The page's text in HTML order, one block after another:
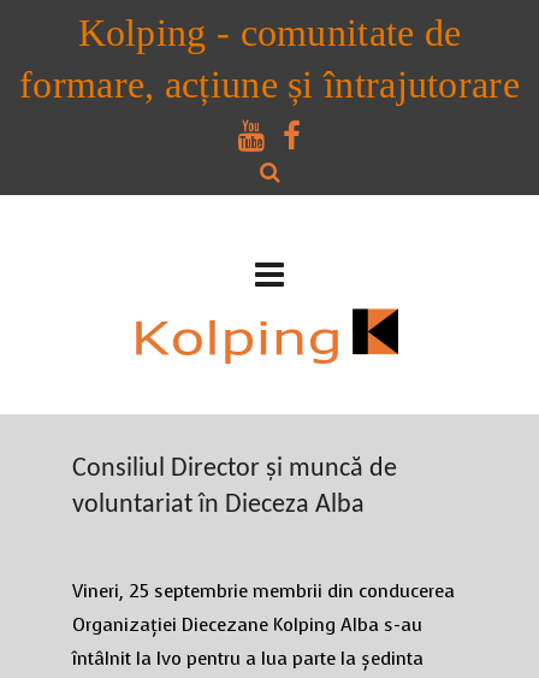
Kolping - comunitate de
formare, acțiune și întrajutorare
Consiliul Director și muncă de
voluntariat în Dieceza Alba
Vineri, 25 septembrie membrii din conducerea
Organizației Diecezane Kolping Alba s-au
întâlnit la Ivo pentru a lua parte la ședinta